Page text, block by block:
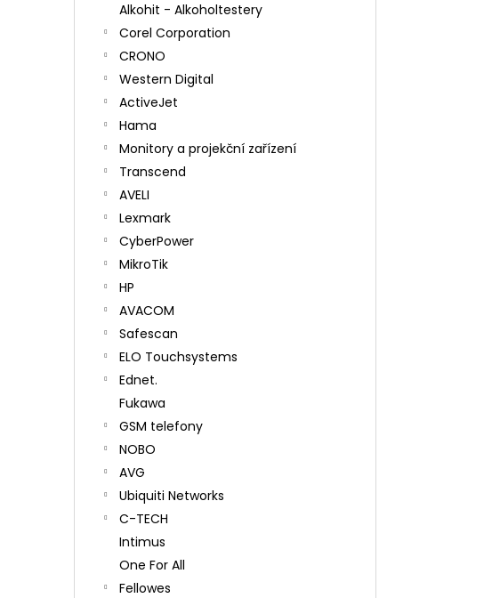
Alkohit - Alkoholtestery
Corel Corporation
CRONO
Western Digital
ActiveJet
Hama
Monitory a projekční zařízení
Transcend
AVELI
Lexmark
CyberPower
MikroTik
HP
AVACOM
Safescan
ELO Touchsystems
Ednet.
Fukawa
GSM telefony
NOBO
AVG
Ubiquiti Networks
C-TECH
Intimus
One For All
Fellowes